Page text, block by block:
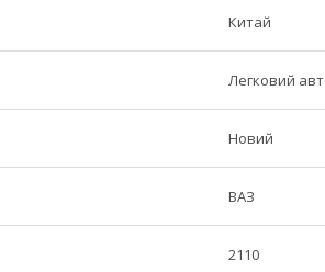
Китай
Легковий
Новий
ВАЗ
2110